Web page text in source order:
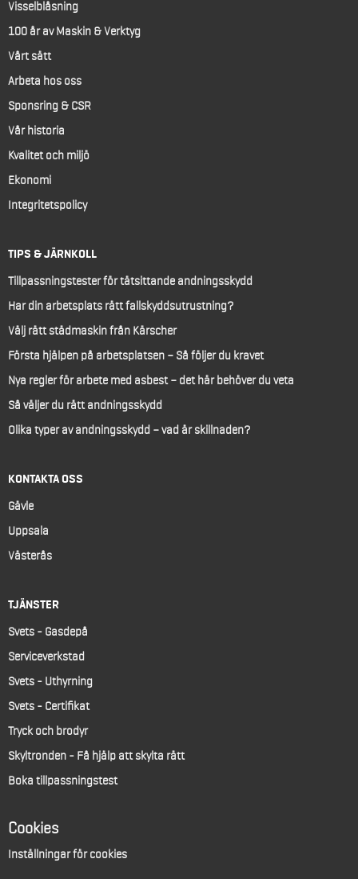
Visselblåsning
100 år av Maskin & Verktyg
Vårt sätt
Arbeta hos oss
Sponsring & CSR
Vår historia
Kvalitet och miljö
Ekonomi
Integritetspolicy
TIPS & JÄRNKOLL
Tillpassningstester för tätsittande andningsskydd
Har din arbetsplats rätt fallskyddsutrustning?
Välj rätt städmaskin från Kärscher
Första hjälpen på arbetsplatsen – Så följer du kravet
Nya regler för arbete med asbest – det här behöver du veta
Så väljer du rätt andningsskydd
Olika typer av andningsskydd – vad är skillnaden?
KONTAKTA OSS
Gävle
Uppsala
Västerås
TJÄNSTER
Svets - Gasdepå
Serviceverkstad
Svets - Uthyrning
Svets - Certifikat
Tryck och brodyr
Skyltronden - Få hjälp att skylta rätt
Boka tillpassningstest
Cookies
Inställningar för cookies